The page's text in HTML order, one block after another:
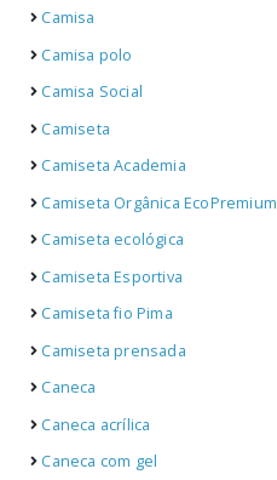
Camisa
Camisa polo
Camisa Social
Camiseta
Camiseta Academia
Camiseta Orgânica EcoPremium
Camiseta ecológica
Camiseta Esportiva
Camiseta fio Pima
Camiseta prensada
Caneca
Caneca acrílica
Caneca com gel